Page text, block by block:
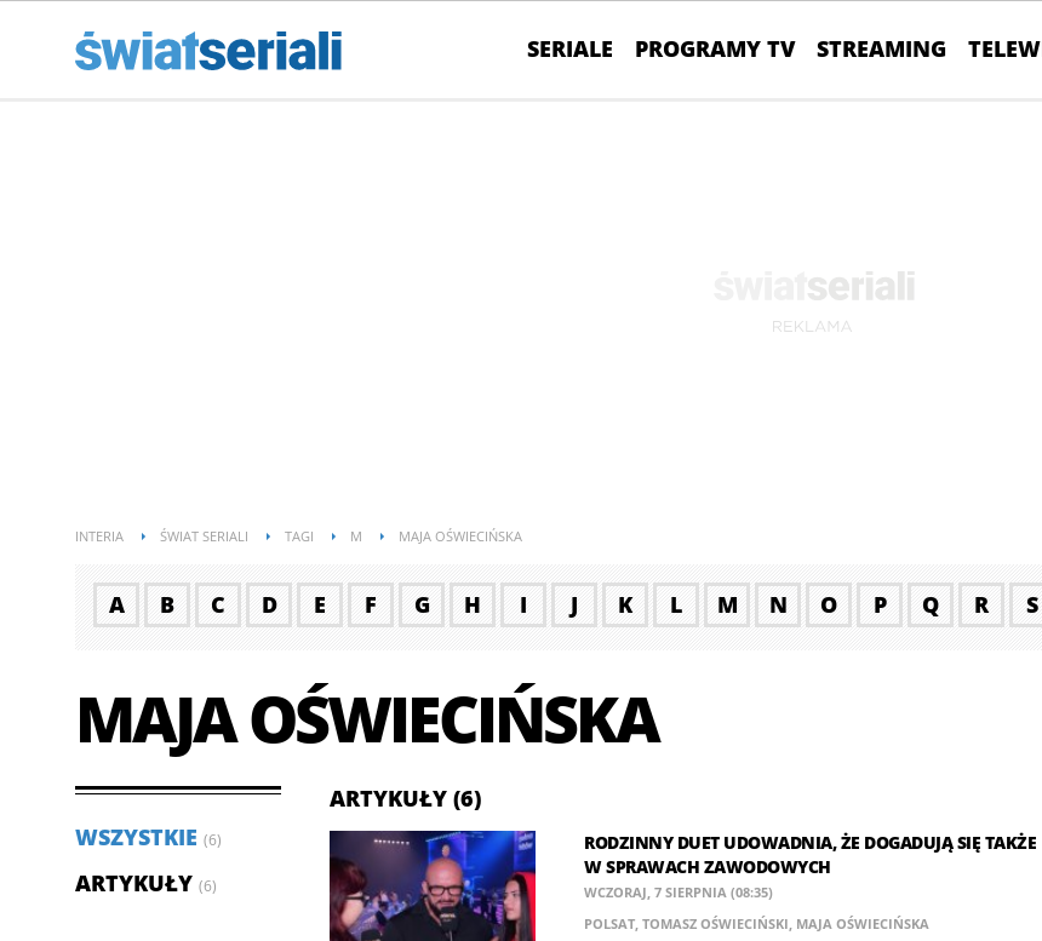
SERIALE PROGRAMY TV STREAMING
INTERIA ŚWIAT SERIALI TAGI M MAJA OŚWIECIŃSKA
A B C D E F G H I J K L M N O P Q R S
MAJA OŚWIECIŃSKA
WSZYSTKIE (6)
ARTYKUŁY (6)
ARTYKUŁY (6)
RODZINNY DUET UDOWADNIA, ŻE DOGADUJĄ SIĘ TAKŻE
W SPRAWACH ZAWODOWYCH
WCZORAJ, 7 SIERPNIA (08:35)
POLSAT, TOMASZ OŚWIECIŃSKI, MAJA OŚWIECIŃSKA